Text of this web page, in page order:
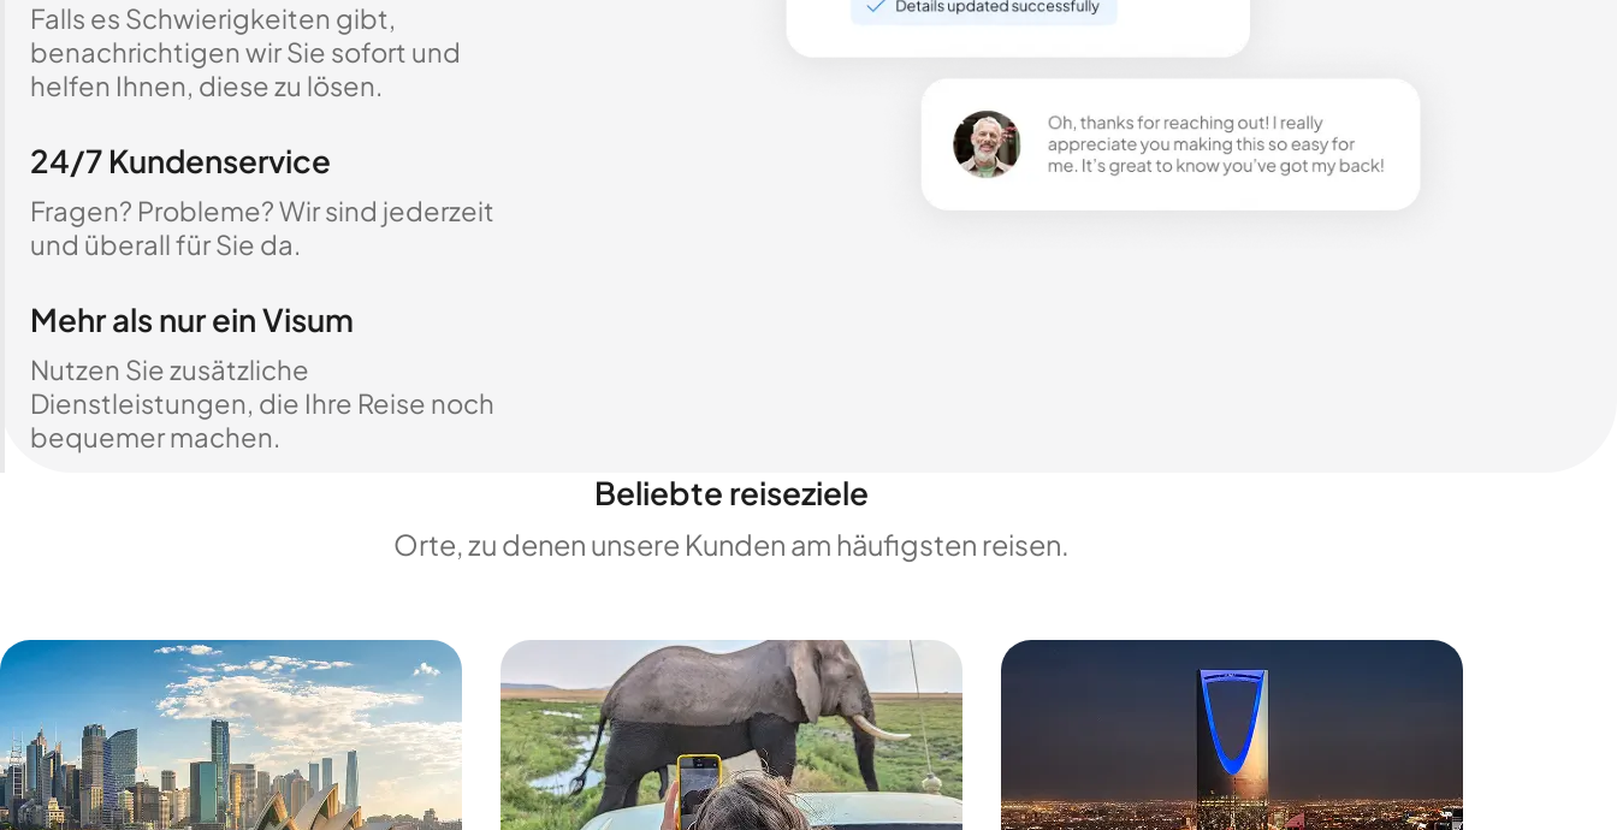
Falls es Schwierigkeiten gibt,
benachrichtigen wir Sie sofort und
helfen Ihnen, diese zu lösen.
24/7 Kundenservice
Fragen? Probleme? Wir sind jederzeit
und überall für Sie da.
Mehr als nur ein Visum
Nutzen Sie zusätzliche
Dienstleistungen, die Ihre Reise noch
bequemer machen.
Beliebte reiseziele
Orte, zu denen unsere Kunden am häufigsten reisen.